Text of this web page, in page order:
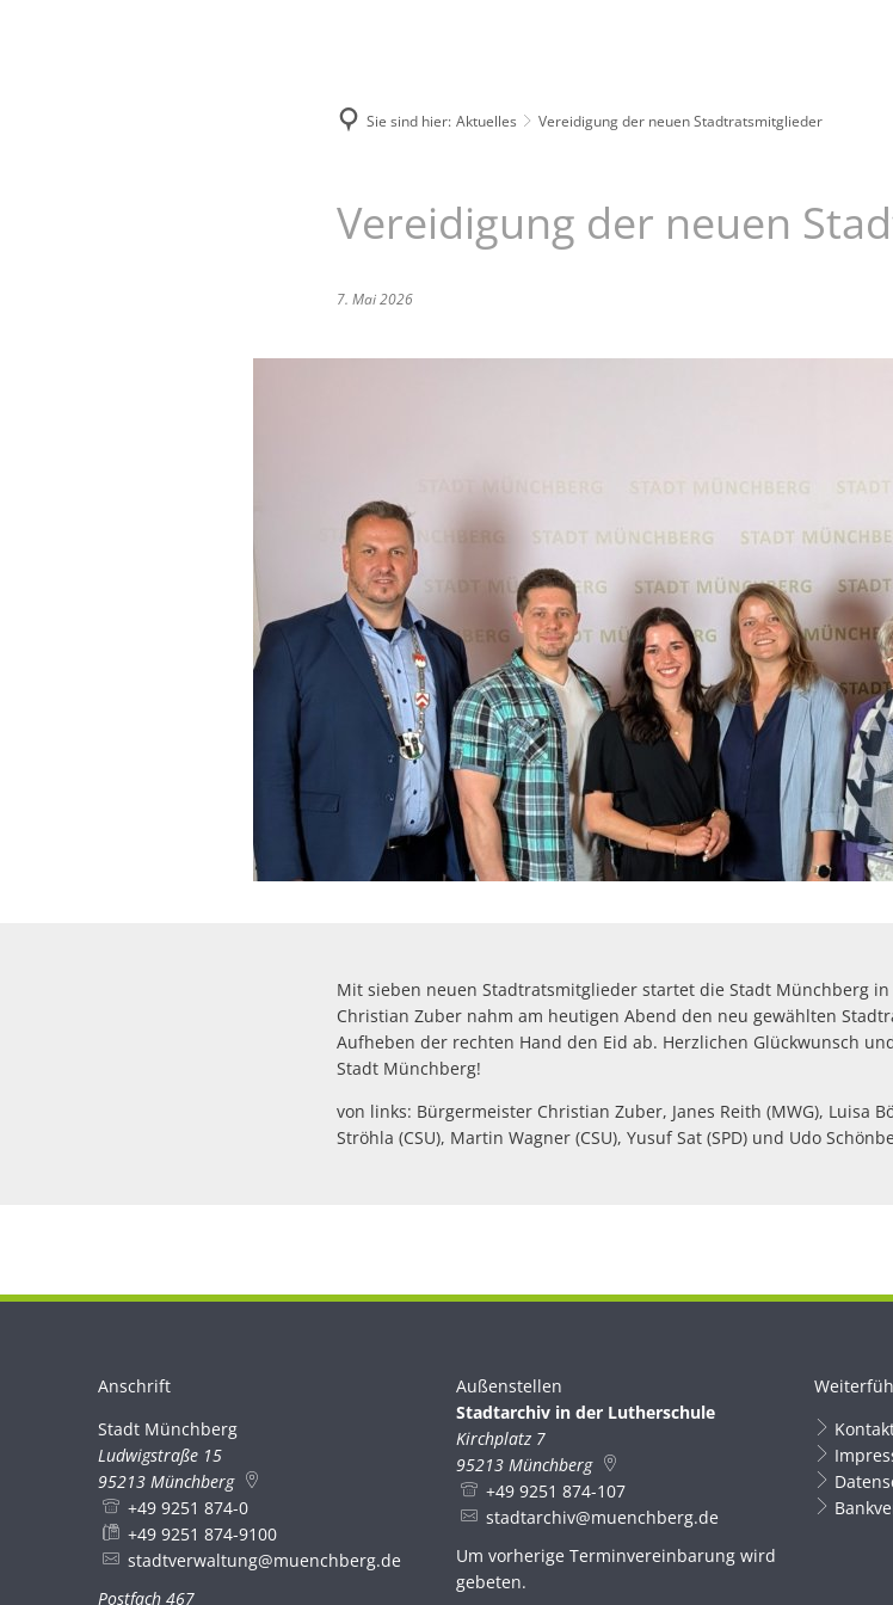
Sie sind hier: Aktuelles Vereidigung der neuen Stadtratsmitglieder
Vereidigung der neuen
7. Mai 2026
Mit sieben neuen Stadtratsmitglieder startet die Stadt Münchberg
Christian Zuber nahm am heutigen Abend den neu gewählten
Aufheben der rechten Hand den Eid ab. Herzlichen Glückwunsch
Stadt Münchberg!
von links: Bürgermeister Christian Zuber, Janes Reith (MWG), Luisa
Ströhla (CSU), Martin Wagner (CSU), Yusuf Sat (SPD) und Udo
Anschrift
Stadt Münchberg
Ludwigstraße 15
95213 Münchberg
+49 9251 874-0
+49 9251 874-9100
stadtverwaltung@muenchberg.de
Postfach 467
Außenstellen
Stadtarchiv in der Lutherschule
Kirchplatz 7
95213 Münchberg
+49 9251 874-107
stadtarchiv@muenchberg.de
Um vorherige Terminvereinbarung wird
gebeten.